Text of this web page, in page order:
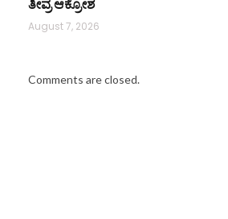
ತೀವ್ರ ಆಕ್ರೋಶ
August 7, 2026
Comments are closed.